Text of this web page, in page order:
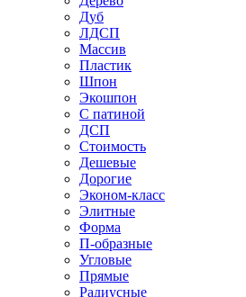
Дуб
ЛДСП
Массив
Пластик
Шпон
Экошпон
С патиной
ДСП
Стоимость
Дешевые
Дорогие
Эконом-класс
Элитные
Форма
П-образные
Угловые
Прямые
Радиусные